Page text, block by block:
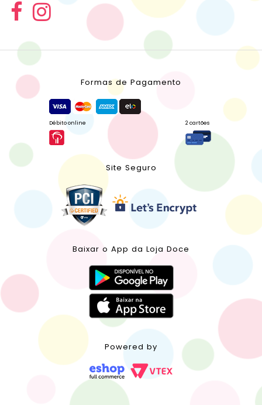
Formas de Pagamento
Débito online 2 cartões
Site Seguro
Baixar o App da Loja Doce
Powered by